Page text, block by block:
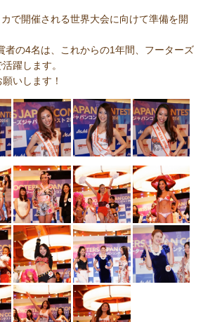
で開催される世界大会に向けて準備を開
者の4名は、これからの1年間、フーターズ
躍します。
いします！